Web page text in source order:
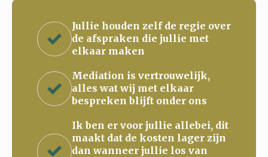
Jullie houden zelf de regie over
de afspraken die jullie met
elkaar maken
Mediation is vertrouwelijk,
alles wat wij met elkaar
bespreken blijft onder ons
Ik ben er voor jullie allebei, dit
maakt dat de kosten lager zijn
dan wanneer jullie los van